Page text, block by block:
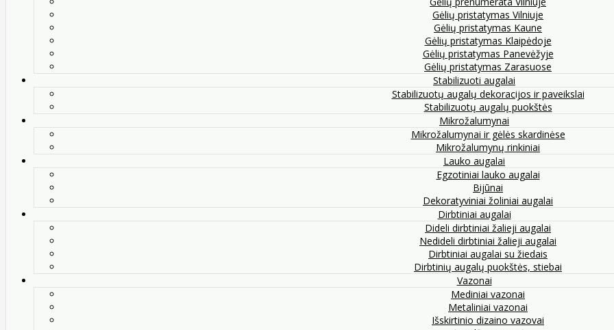
Gėlių pristatymas Vilniuje
Gėlių pristatymas Kaune
Gėlių pristatymas Klaipėdoje
Gėlių pristatymas Panevėžyje
Gėlių pristatymas Zarasuose
Stabilizuoti augalai
Stabilizuotų augalų dekoracijos ir paveikslai
Stabilizuotų augalų puokštės
Mikrožalumynai
Mikrožalumynai ir gėlės skardinėse
Mikrožalumynų rinkiniai
Lauko augalai
Egzotiniai lauko augalai
Bijūnai
Dekoratyviniai žoliniai augalai
Dirbtiniai augalai
Dideli dirbtiniai žalieji augalai
Nedideli dirbtiniai žalieji augalai
Dirbtiniai augalai su žiedais
Dirbtinių augalų puokštės, stiebai
Vazonai
Mediniai vazonai
Metaliniai vazonai
Išskirtinio dizaino vazovai